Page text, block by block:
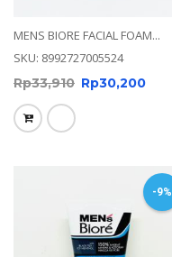
MENS BIORE FACIAL FOAM...
SKU: 8992727005524
Rp33,910 Rp30,200
-9%